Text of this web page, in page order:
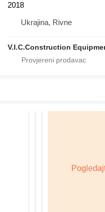
2018
Ukrajina, Rivne
V.I.C.Construction